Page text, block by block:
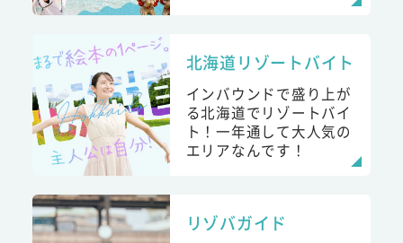
北海道リゾートバイト
インバウンドで盛り上が
る北海道でリゾートバイ
ト！一年通して大人気の
エリアなんです！
リゾバガイド